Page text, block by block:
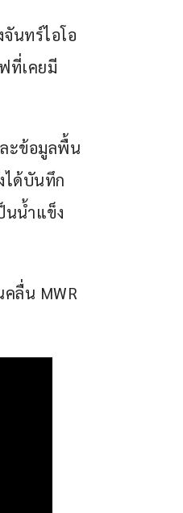
นทร์ไอโอ
ที่เคยมี
ละข้อมูลพื้น
ได้บันทึก
นน้ำแข็ง
ลื่น MWR